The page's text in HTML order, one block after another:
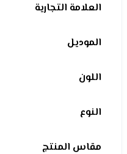
العلامة التجارية
الموديل
اللون
النوع
مقاس المنتج